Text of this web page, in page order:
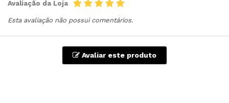
Avaliação da Loja
Esta avaliação não possui comentários.
Avaliar este produto